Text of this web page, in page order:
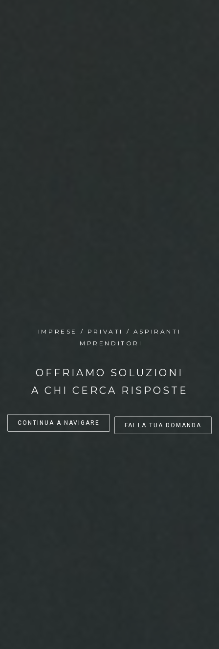
IMPRESE / PRIVATI / ASPIRANTI
IMPRENDITORI
OFFRIAMO SOLUZIONI
A CHI CERCA RISPOSTE
CONTINUA A NAVIGARE FAI LA TUA DOMANDA